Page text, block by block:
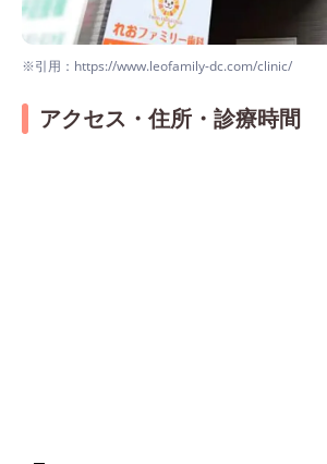
※引用：https://www.leofamily-dc.com/clinic/
アクセス・住所・診療時間